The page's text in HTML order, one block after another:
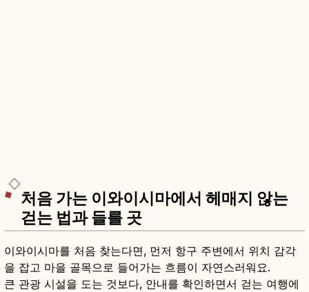
처음 가는 이와이시마에서 헤매지 않는
걷는 법과 들를 곳
이와이시마를 처음 찾는다면, 먼저 항구 주변에서 위치 감각
을 잡고 마을 골목으로 들어가는 흐름이 자연스러워요.
큰 관광 시설을 도는 것보다, 안내를 확인하면서 걷는 여행에